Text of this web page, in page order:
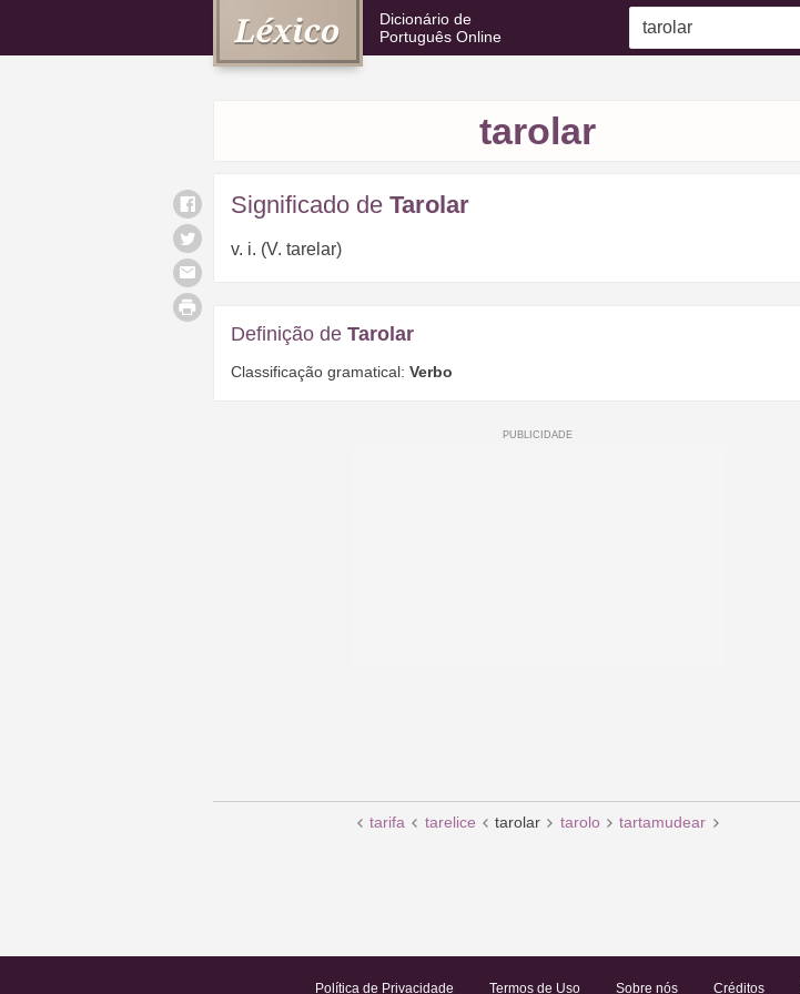
Dicionário de
Português Online
tarolar
Significado de Tarolar
v. i. (V. tarelar)
Definição de Tarolar
Classificação gramatical: Verbo
tarifa tarelice tarolar tarolo tartamudear
Política de Privacidade Termos de Uso Sobre nós Créditos